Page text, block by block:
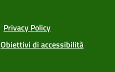
Privacy Policy
Obiettivi di accessibilità